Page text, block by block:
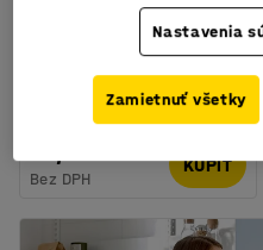
Odpadkový kôš na
triedenie odpadu
ADDISON, 45 L (3x15L
nádoba)
Číslo výrobku:246833
Bez DPH
KÚPIŤ
Nastavenia
Zamietnuť všetky